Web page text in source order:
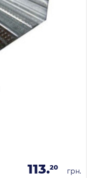
113.20 грн.